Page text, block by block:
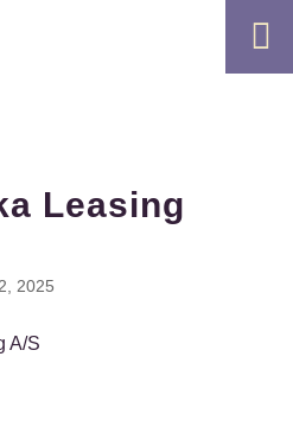

Leasing
2025